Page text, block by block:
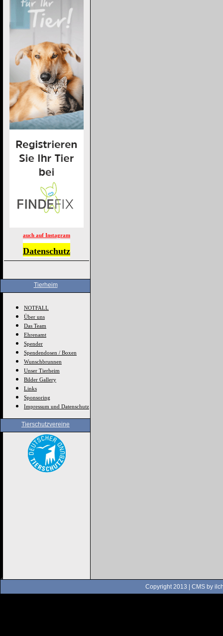
auch auf Instagram
Datenschutz
Tierheim
NOTFALL
Über uns
Das Team
Ehrenamt
Spender
Spendendosen / Boxen
Wunschbrunnen
Unser Tierheim
Bilder Gallery
Links
Sponsoring
Impressum und Datenschutz
Tierschutzvereine
Copyright 2013 | CMS by